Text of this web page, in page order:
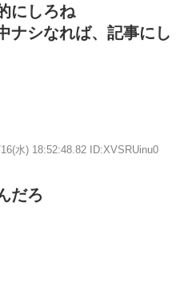
にしろね
ナシなれば、記事にし
水) 18:52:48.82 ID:XVSRUinu0
だろ